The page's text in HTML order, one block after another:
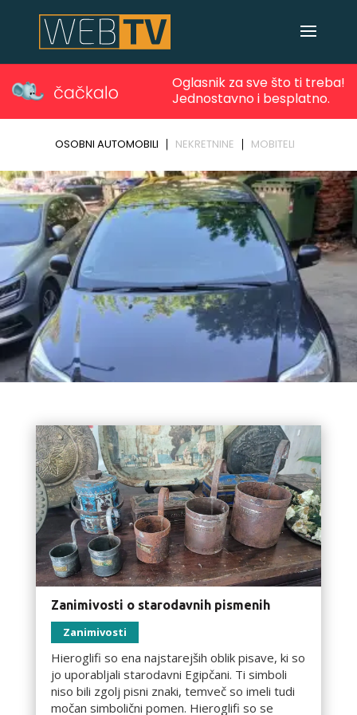
Zanimivosti o starodavnih pismenih
Zanimivosti
Hieroglifi so ena najstarejših oblik pisave, ki so
jo uporabljali starodavni Egipčani. Ti simboli
niso bili zgolj pisni znaki, temveč so imeli tudi
močan simbolični pomen. Hieroglifi so se